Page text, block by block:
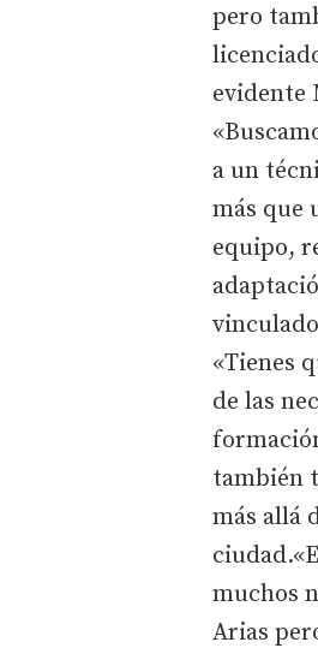
pero
evidente
a un
más que
equipo,
«Tienes
de las
también
más allá
muchos
Arias